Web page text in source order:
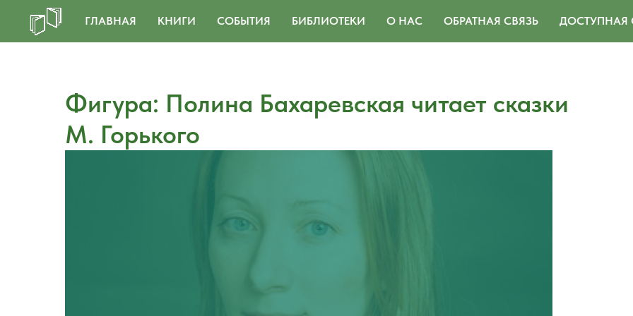
ГЛАВНАЯ КНИГИ СОБЫТИЯ БИБЛИОТЕКИ О НАС ОБРАТНАЯ СВЯЗЬ ДОСТУПНАЯ
Фигура: Полина Бахаревская читает сказки
М. Горького